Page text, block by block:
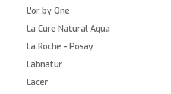
L'or by One
La Cure Natural Aqua
La Roche - Posay
Labnatur
Lacer